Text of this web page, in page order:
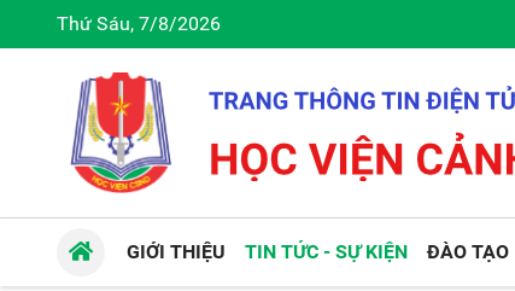
Thứ Sáu, 7/8/2026
GIỚI THIỆU TIN TỨC - SỰ KIỆN ĐÀO TẠO